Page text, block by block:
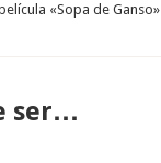
«Sopa de Ganso»
ser…